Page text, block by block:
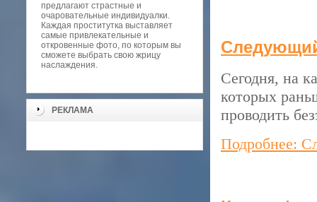
предлагают страстные и
очаровательные индивидуалки.
Каждая проститутка выставляет
самые привлекательные и
откровенные фото, по которым вы
сможете выбрать свою жрицу
наслаждения.
РЕКЛАМА
Сегодня, на
которых
проводить
Подробнее: